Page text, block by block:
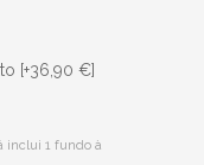
[+36,90 €]
inclui 1 fundo à